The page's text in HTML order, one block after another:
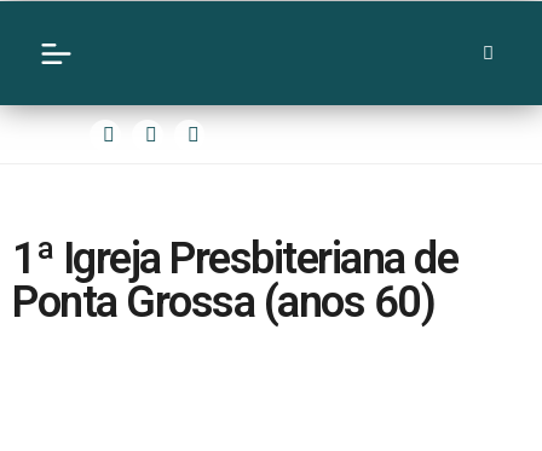
1ª Igreja Presbiteriana de
Ponta Grossa (anos 60)